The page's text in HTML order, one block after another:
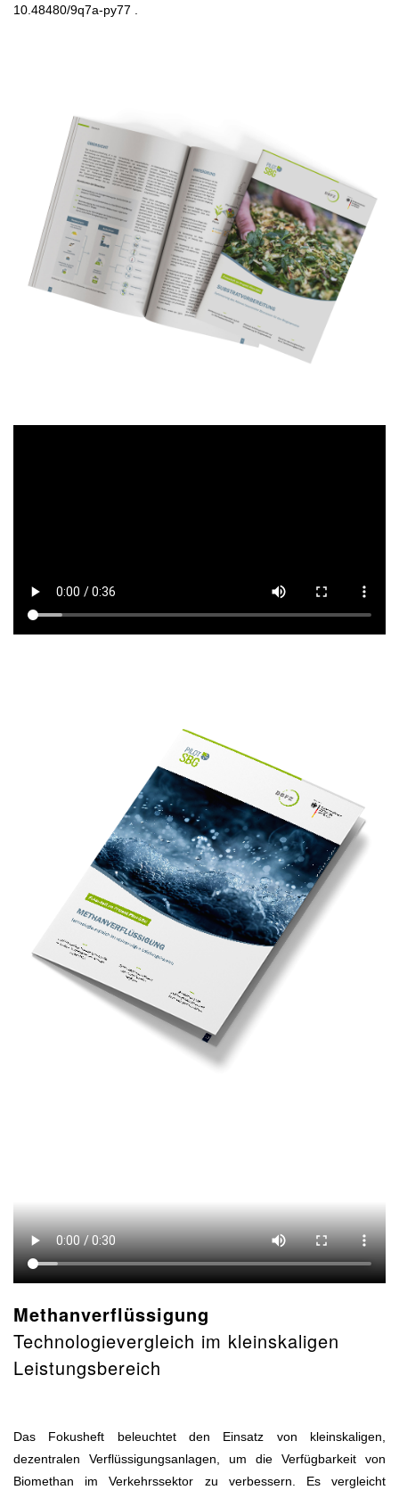
10.48480/9q7a-py77 .
Methanverflüssigung
Technologievergleich im kleinskaligen
Leistungsbereich
Das Fokusheft beleuchtet den Einsatz von kleinskaligen,
dezentralen Verflüssigungsanlagen, um die Verfügbarkeit von
Biomethan im Verkehrssektor zu verbessern. Es vergleicht